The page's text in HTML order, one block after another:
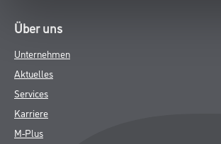
Über uns
Unternehmen
Aktuelles
Services
Karriere
M-Plus